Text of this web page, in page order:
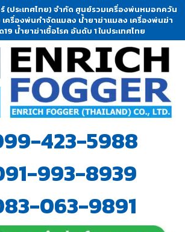
(ประเทศไทย) จำกัด ศูนย์รวมเครื่องพ่นหมอกควัน
ครื่องพ่นกำจัดแมลง น้ำยาฆ่าแมลง เครื่องพ่นฆ่า
19 น้ำยาฆ่าเชื้อโรค อันดับ 1 ในประเทศไทย
423-5988
993-8939
063-9891